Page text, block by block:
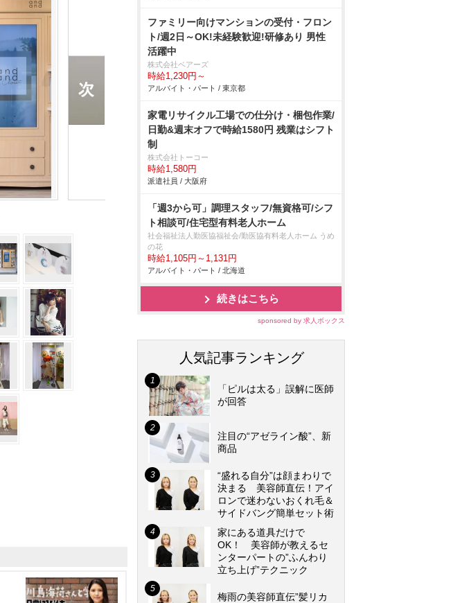
ファミリー向けマンションの受付・フロン
ト/週2日～OK!未経験歓迎!研修あり 男性
活躍中
株式会社ベアーズ
時給1,230円～
アルバイト・パート / 東京都
家電リサイクル工場での仕分け・梱包作業/
日勤&週末オフで時給1580円 残業はシフト
制
株式会社トーコー
時給1,580円
派遣社員 / 大阪府
「週3から可」調理スタッフ/無資格可/シフ
ト相談可/住宅型有料老人ホーム
社会福祉法人勤医協福祉会/勤医協有料老人ホーム うめ
の花
時給1,105円～1,131円
アルバイト・パート / 北海道
続きはこちら
sponsored by 求人ボックス
人気記事ランキング
「ピルは太る」誤解に医師
が回答
注目の“アゼライン酸”、新
商品
“盛れる自分”は顔まわりで
決まる 美容師直伝！アイ
ロンで迷わないおくれ毛＆
サイドバング簡単セット術
家にある道具だけで
OK！ 美容師が教えるセ
ンターパートの”ふんわり
立ち上げ”テクニック
梅雨の美容師直伝”髪リカ